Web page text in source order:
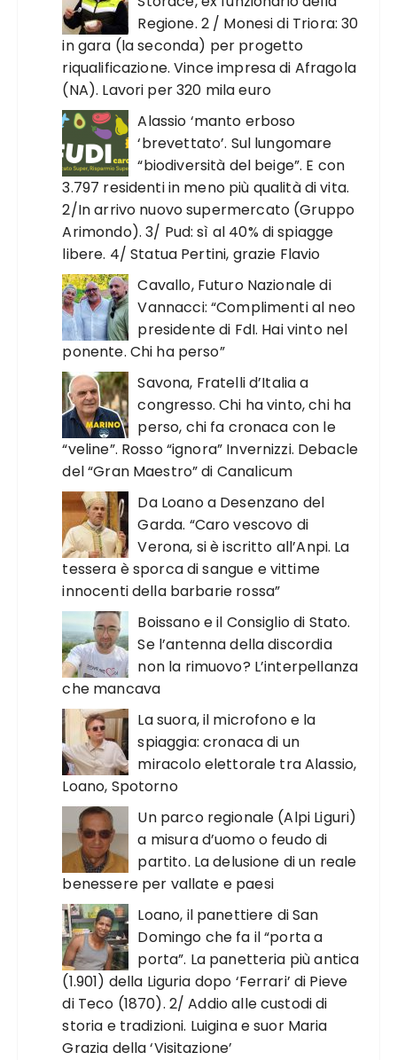
Regione. 2 / Monesi di Triora: 30
in gara (la seconda) per progetto
riqualificazione. Vince impresa di Afragola
(NA). Lavori per 320 mila euro
Alassio ‘manto erboso
‘brevettato’. Sul lungomare
“biodiversità del beige”. E con
3.797 residenti in meno più qualità di vita.
2/In arrivo nuovo supermercato (Gruppo
Arimondo). 3/ Pud: sì al 40% di spiagge
libere. 4/ Statua Pertini, grazie Flavio
Cavallo, Futuro Nazionale di
Vannacci: “Complimenti al neo
presidente di FdI. Hai vinto nel
ponente. Chi ha perso”
Savona, Fratelli d’Italia a
congresso. Chi ha vinto, chi ha
perso, chi fa cronaca con le
“veline”. Rosso “ignora” Invernizzi. Debacle
del “Gran Maestro” di Canalicum
Da Loano a Desenzano del
Garda. “Caro vescovo di
Verona, si è iscritto all’Anpi. La
tessera è sporca di sangue e vittime
innocenti della barbarie rossa”
Boissano e il Consiglio di Stato.
Se l’antenna della discordia
non la rimuovo? L’interpellanza
che mancava
La suora, il microfono e la
spiaggia: cronaca di un
miracolo elettorale tra Alassio,
Loano, Spotorno
Un parco regionale (Alpi Liguri)
a misura d’uomo o feudo di
partito. La delusione di un reale
benessere per vallate e paesi
Loano, il panettiere di San
Domingo che fa il “porta a
porta”. La panetteria più antica
(1.901) della Liguria dopo ‘Ferrari’ di Pieve
di Teco (1870). 2/ Addio alle custodi di
storia e tradizioni. Luigina e suor Maria
Grazia della ‘Visitazione’